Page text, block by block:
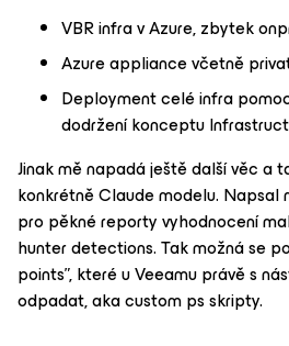
VBR infra v Azure, zbytek
Azure appliance včetně
Deployment celé infra
dodržení konceptu
Jinak mě napadá ještě další věc a
konkrétně Claude modelu. Napsal
pro pěkné reporty vyhodnocení
hunter detections. Tak možná se
points”, které u Veeamu právě s
odpadat, aka custom ps skripty.